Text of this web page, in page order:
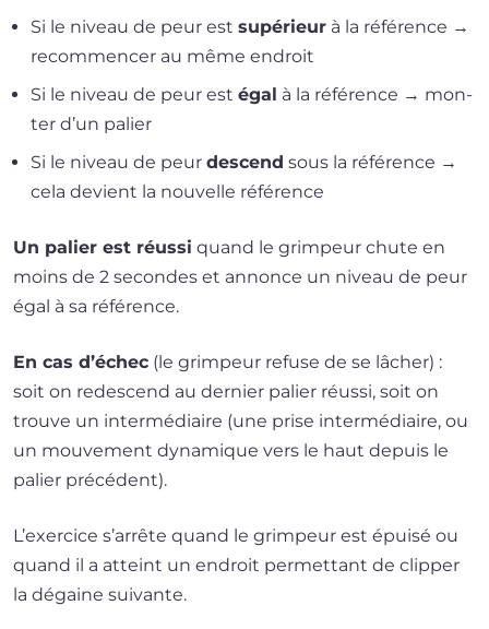
Si le niveau de peur est supé­rieur à la réfé­rence →
recom­men­cer au même endroit
Si le niveau de peur est égal à la réfé­rence → mon­
ter d’un palier
Si le niveau de peur des­cend sous la réfé­rence →
cela devient la nou­velle référence
Un palier est réus­si quand le grim­peur chute en
moins de 2 secondes et annonce un niveau de peur
égal à sa référence.
En cas d’é­chec (le grim­peur refuse de se lâcher) :
soit on redes­cend au der­nier palier réus­si, soit on
trouve un inter­mé­diaire (une prise inter­mé­diaire, ou
un mou­ve­ment dyna­mique vers le haut depuis le
palier précédent).
L’exercice s’ar­rête quand le grim­peur est épui­sé ou
quand il a atteint un endroit per­met­tant de clip­per
la dégaine suivante.